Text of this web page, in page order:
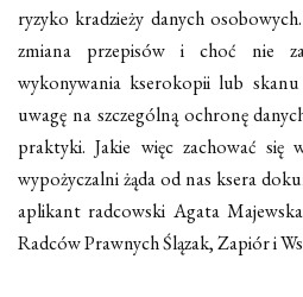
ryzyko kradzieży danych
zmiana przepisów i choć nie
wykonywania kserokopii lub
uwagę na szczególną ochronę
praktyki. Jakie więc zachować się
wypożyczalni żąda od nas ksera
aplikant radcowski Agata
Radców Prawnych Ślązak, Zapiór i